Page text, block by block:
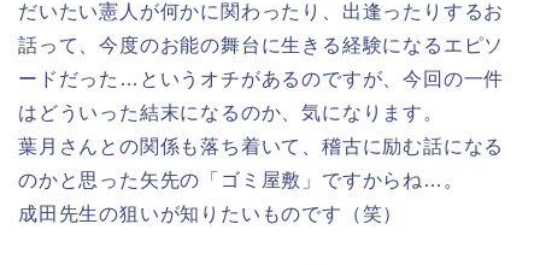
だいたい憲人が何かに関わったり、出逢ったりするお
話って、今度のお能の舞台に生きる経験になるエピソ
ードだった…というオチがあるのですが、今回の一件
はどういった結末になるのか、気になります。
葉月さんとの関係も落ち着いて、稽古に励む話になる
のかと思った矢先の「ゴミ屋敷」ですからね…。
成田先生の狙いが知りたいものです（笑）